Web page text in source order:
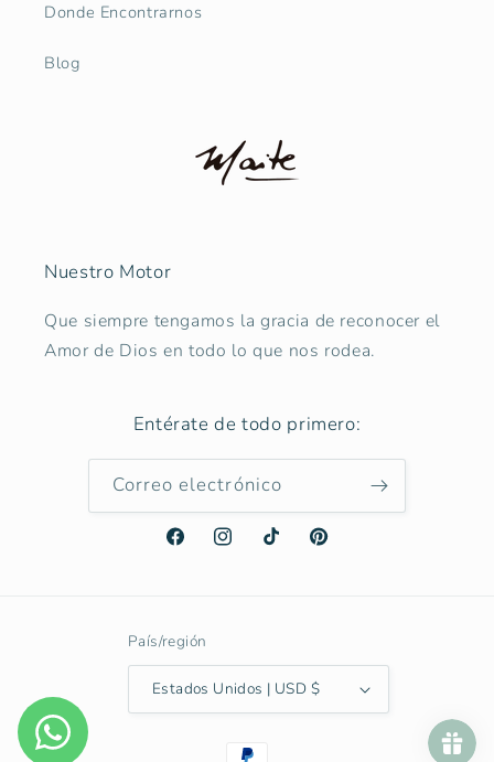
Donde Encontrarnos
Blog
Nuestro Motor
Que siempre tengamos la gracia de reconocer el
Amor de Dios en todo lo que nos rodea.
Entérate de todo primero:
Correo electrónico
FacebookInstagramTikTok Pinterest
País/región
Estados Unidos | USD $
Formas